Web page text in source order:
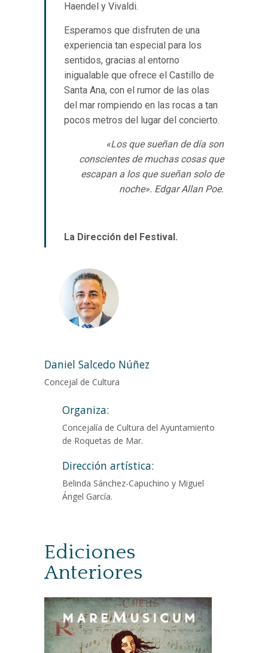
Haendel y Vivaldi.
Esperamos que disfruten de una
experiencia tan especial para los
sentidos, gracias al entorno
inigualable que ofrece el Castillo de
Santa Ana, con el rumor de las olas
del mar rompiendo en las rocas a tan
pocos metros del lugar del concierto.
«Los que sueñan de día son
conscientes de muchas cosas que
escapan a los que sueñan solo de
noche». Edgar Allan Poe.
La Dirección del Festival.
Daniel Salcedo Núñez
Concejal de Cultura
Organiza:
Concejalía de Cultura del Ayuntamiento
de Roquetas de Mar.
Dirección artística:
Belinda Sánchez-Capuchino y Miguel
Ángel García.
Ediciones
Anteriores